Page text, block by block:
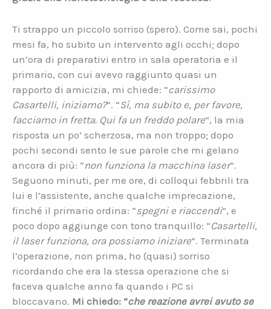
Ti strappo un piccolo sorriso (spero). Come sai, pochi
mesi fa, ho subito un intervento agli occhi; dopo
un’ora di preparativi entro in sala operatoria e il
primario, con cui avevo raggiunto quasi un
rapporto di amicizia, mi chiede: “carissimo
Casartelli, iniziamo?”. “Sì, ma subito e, per favore,
facciamo in fretta. Qui fa un freddo polare”, la mia
risposta un po’ scherzosa, ma non troppo; dopo
pochi secondi sento le sue parole che mi gelano
ancora di più: “non funziona la macchina laser”.
Seguono minuti, per me ore, di colloqui febbrili tra
lui e l’assistente, anche qualche imprecazione,
finché il primario ordina: “spegni e riaccendi”, e
poco dopo aggiunge con tono tranquillo: “Casartelli,
il laser funziona, ora possiamo iniziare”. Terminata
l’operazione, non prima, ho (quasi) sorriso
ricordando che era la stessa operazione che si
faceva qualche anno fa quando i PC si
bloccavano. Mi chiedo: “che reazione avrei avuto se